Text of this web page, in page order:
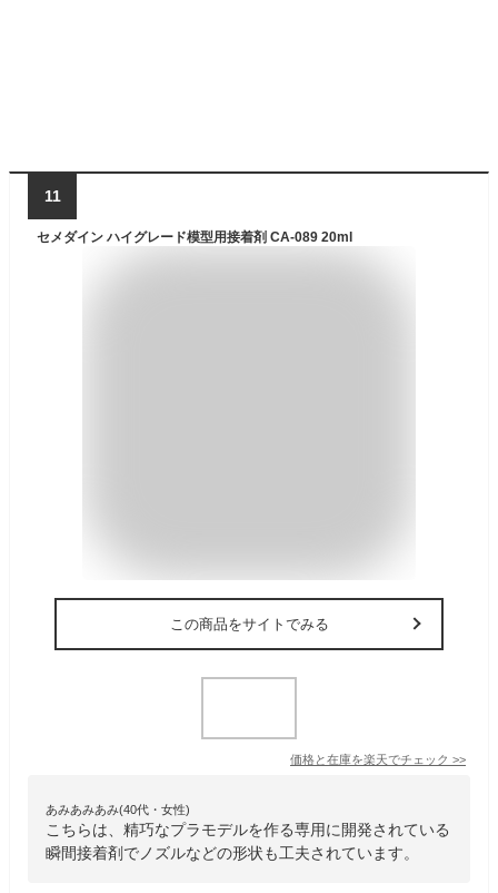
11
セメダイン ハイグレード模型用接着剤 CA-089 20ml
この商品をサイトでみる
価格と在庫を楽天でチェック >>
あみあみあみ(40代・女性)
こちらは、精巧なプラモデルを作る専用に開発されている
瞬間接着剤でノズルなどの形状も工夫されています。